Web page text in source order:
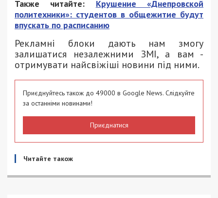
Также читайте: Крушение «Днепровской
политехники»: студентов в общежитие будут
впускать по расписанию
Рекламні блоки дають нам змогу
залишатися незалежними ЗМІ, а вам -
отримувати найсвіжіші новини під ними.
Приєднуйтесь також до 49000 в Google News. Слідкуйте
за останніми новинами!
Приєднатися
Читайте також